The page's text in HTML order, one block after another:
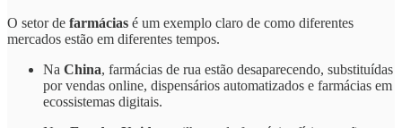
O setor de farmácias é um exemplo claro de como diferentes
mercados estão em diferentes tempos.
Na China, farmácias de rua estão desaparecendo, substituídas
por vendas online, dispensários automatizados e farmácias em
ecossistemas digitais.